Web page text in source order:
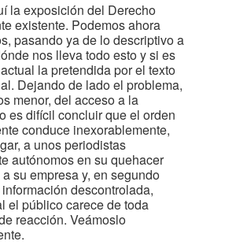
la exposición del Derecho
existente. Podemos ahora
pasando ya de lo descriptivo a
nos lleva todo esto y si es
la pretendida por el texto
Dejando de lado el problema,
menor, del acceso a la
es difícil concluir que el orden
conduce inexorablemente,
a unos periodistas
autónomos en su quehacer
su empresa y, en segundo
descontrolada,
el público carece de toda
reacción. Veámoslo